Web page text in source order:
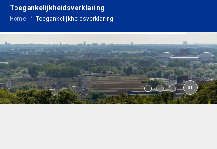
Toegankelijkheidsverklaring
Home Toegankelijkheidsverklaring